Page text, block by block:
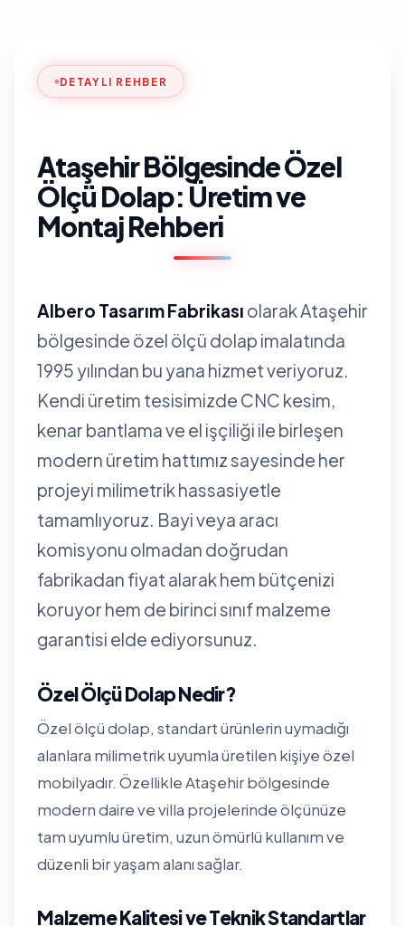
DETAYLI REHBER
Ataşehir Bölgesinde Özel
Ölçü Dolap: Üretim ve
Montaj Rehberi
Albero Tasarım Fabrikası olarak Ataşehir
bölgesinde özel ölçü dolap imalatında
1995 yılından bu yana hizmet veriyoruz.
Kendi üretim tesisimizde CNC kesim,
kenar bantlama ve el işçiliği ile birleşen
modern üretim hattımız sayesinde her
projeyi milimetrik hassasiyetle
tamamlıyoruz. Bayi veya aracı
komisyonu olmadan doğrudan
fabrikadan fiyat alarak hem bütçenizi
koruyor hem de birinci sınıf malzeme
garantisi elde ediyorsunuz.
Özel Ölçü Dolap Nedir?
Özel ölçü dolap, standart ürünlerin uymadığı
alanlara milimetrik uyumla üretilen kişiye özel
mobilyadır. Özellikle Ataşehir bölgesinde
modern daire ve villa projelerinde ölçünüze
tam uyumlu üretim, uzun ömürlü kullanım ve
düzenli bir yaşam alanı sağlar.
Malzeme Kalitesi ve Teknik Standartlar